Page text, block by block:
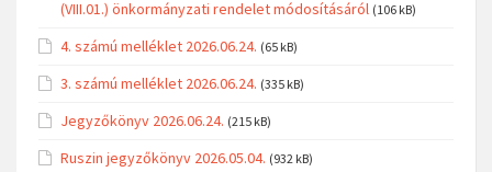
(VIII.01.) önkormányzati rendelet módosításáról (106 kB)
4. számú melléklet 2026.06.24. (65 kB)
3. számú melléklet 2026.06.24. (335 kB)
Jegyzőkönyv 2026.06.24. (215 kB)
Ruszin jegyzőkönyv 2026.05.04. (932 kB)